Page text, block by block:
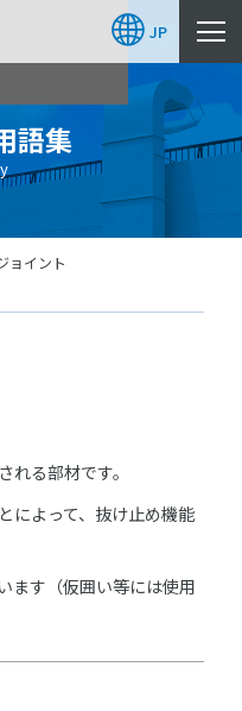
JP
語集
ョイント
る部材です。
によって、抜け止め機能
ます（仮囲い等には使用